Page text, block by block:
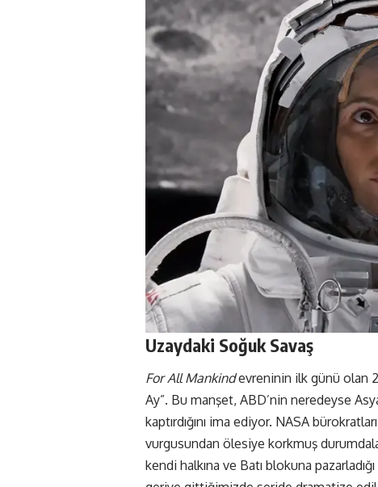
Uzaydaki Soğuk Savaş
For All Mankindevreninin ilk günü olan
Ay”. Bu manşet, ABD’nin neredeyse
kaptırdığını ima ediyor. NASA
vurgusundan ölesiye korkmuş
kendi halkına ve Batı blokuna